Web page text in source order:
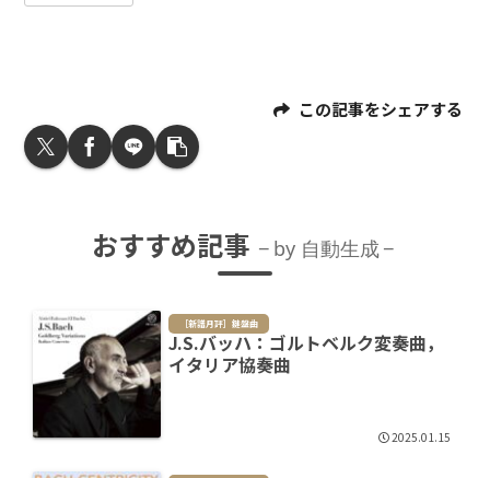
この記事をシェアする
おすすめ記事 by 自動生成
［新譜月評］鍵盤曲
J.S.バッハ：ゴルトベルク変奏曲，
イタリア協奏曲
2025.01.15